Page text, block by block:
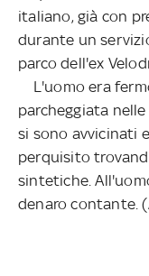
italiano, già con
durante un
parco dell'ex
L'uomo era
parcheggiata
si sono avvicinati
perquisito
sintetiche.
denaro contante.